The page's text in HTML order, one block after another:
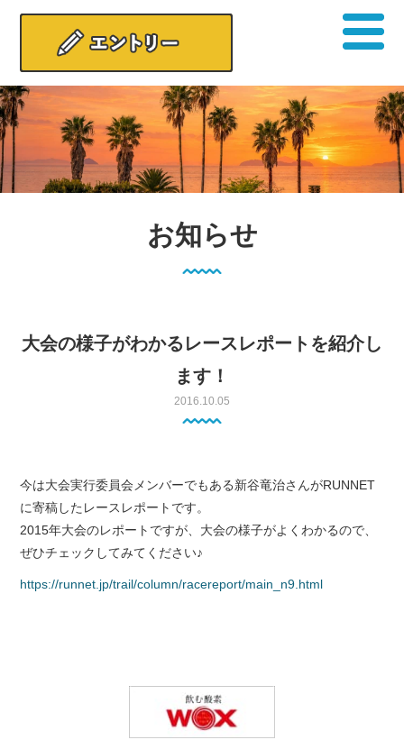
お知らせ
大会の様子がわかるレースレポートを紹介し
ます！
2016.10.05
今は大会実行委員会メンバーでもある新谷竜治さんがRUNNET
に寄稿したレースレポートです。
2015年大会のレポートですが、大会の様子がよくわかるので、
ぜひチェックしてみてください♪
https://runnet.jp/trail/column/racereport/main_n9.html